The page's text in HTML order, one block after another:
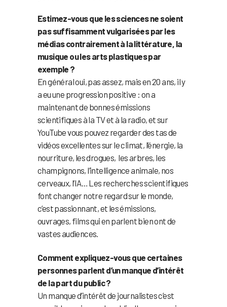
Estimez-vous que les sciences ne soient
pas suffisamment vulgarisées par les
médias contrairement à la littérature, la
musique ou les arts plastiques par
exemple ?
En général oui, pas assez, mais en 20 ans, il y
a eu une progression positive : on a
maintenant de bonnes émissions
scientifiques à la TV et à la radio, et sur
YouTube vous pouvez regarder des tas de
vidéos excellentes sur le climat, l’énergie, la
nourriture, les drogues, les arbres, les
champignons, l’intelligence animale, nos
cerveaux, l’IA… Les recherches scientifiques
font changer notre regard sur le monde,
c’est passionnant, et les émissions,
ouvrages, films qui en parlent bien ont de
vastes audiences.
Comment expliquez-vous que certaines
personnes parlent d’un manque d’intérêt
de la part du public ?
Un manque d’intérêt de journalistes c’est